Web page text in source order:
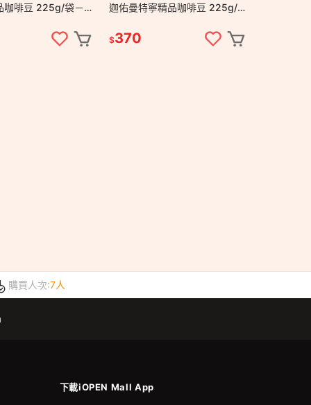
咖啡豆 225g/袋－
咖啡豆
迦佑曼特寧精品咖啡豆 225g/
台灣百大伴手禮
$370
購買人次:7人
下載iOPEN Mall App